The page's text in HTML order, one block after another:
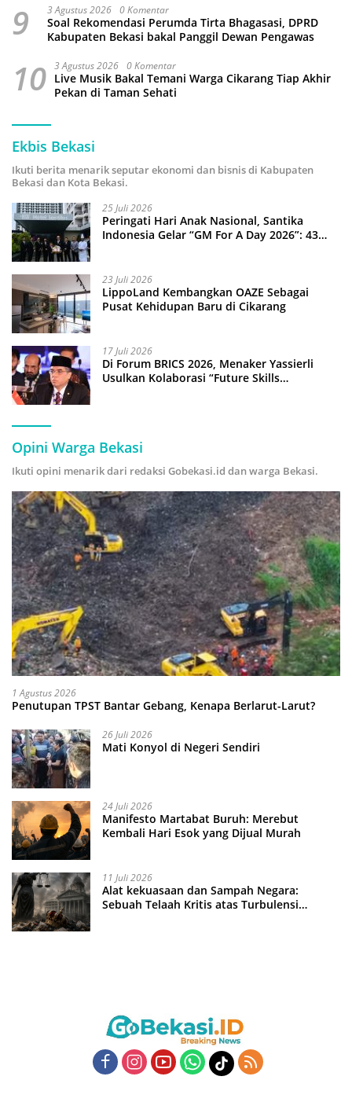
9 3 Agustus 2026 0 Komentar
Soal Rekomendasi Perumda Tirta Bhagasasi, DPRD
Kabupaten Bekasi bakal Panggil Dewan Pengawas
10 3 Agustus 2026 0 Komentar
Live Musik Bakal Temani Warga Cikarang Tiap Akhir
Pekan di Taman Sehati
Ekbis Bekasi
Ikuti berita menarik seputar ekonomi dan bisnis di Kabupaten
Bekasi dan Kota Bekasi.
25 Juli 2026
Peringati Hari Anak Nasional, Santika
Indonesia Gelar “GM For A Day 2026”: 43
23 Juli 2026
LippoLand Kembangkan OAZE Sebagai
Pusat Kehidupan Baru di Cikarang
17 Juli 2026
Di Forum BRICS 2026, Menaker Yassierli
Usulkan Kolaborasi “Future Skills
Opini Warga Bekasi
Ikuti opini menarik dari redaksi Gobekasi.id dan warga Bekasi.
1 Agustus 2026
Penutupan TPST Bantar Gebang, Kenapa Berlarut-Larut?
26 Juli 2026
Mati Konyol di Negeri Sendiri
24 Juli 2026
Manifesto Martabat Buruh: Merebut
Kembali Hari Esok yang Dijual Murah
11 Juli 2026
Alat kekuasaan dan Sampah Negara:
Sebuah Telaah Kritis atas Turbulensi